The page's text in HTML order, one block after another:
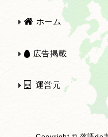
2021年
2019年
2017年
ホーム
広告掲載
運営元